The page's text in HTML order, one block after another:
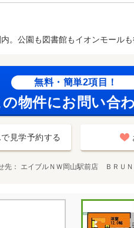
。公園も図書館もイオンモール
無料・簡単2項目！
の物件にお問い合
見学予約する
先 エイブルＮＷ岡山駅前店 ＢＲＵＮ